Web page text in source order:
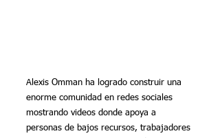
Alexis Omman ha logrado construir una
enorme comunidad en redes sociales
mostrando videos donde apoya a
personas de bajos recursos, trabajadores